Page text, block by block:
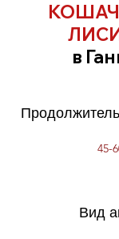
в
45-
Вид